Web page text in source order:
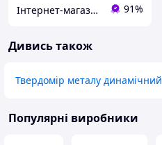
Інтернет-магазин Premium Pro 91%
Дивись також
Твердомір металу динамічний
Популярні виробники